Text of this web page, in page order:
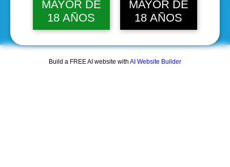
MAYOR DE
18 AÑOS
MAYOR DE
18 AÑOS
Build a FREE AI website with AI Website Builder
© 2025 by Scantastic.